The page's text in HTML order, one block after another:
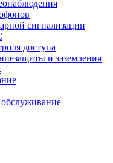
сигнализации
доступа
и заземления